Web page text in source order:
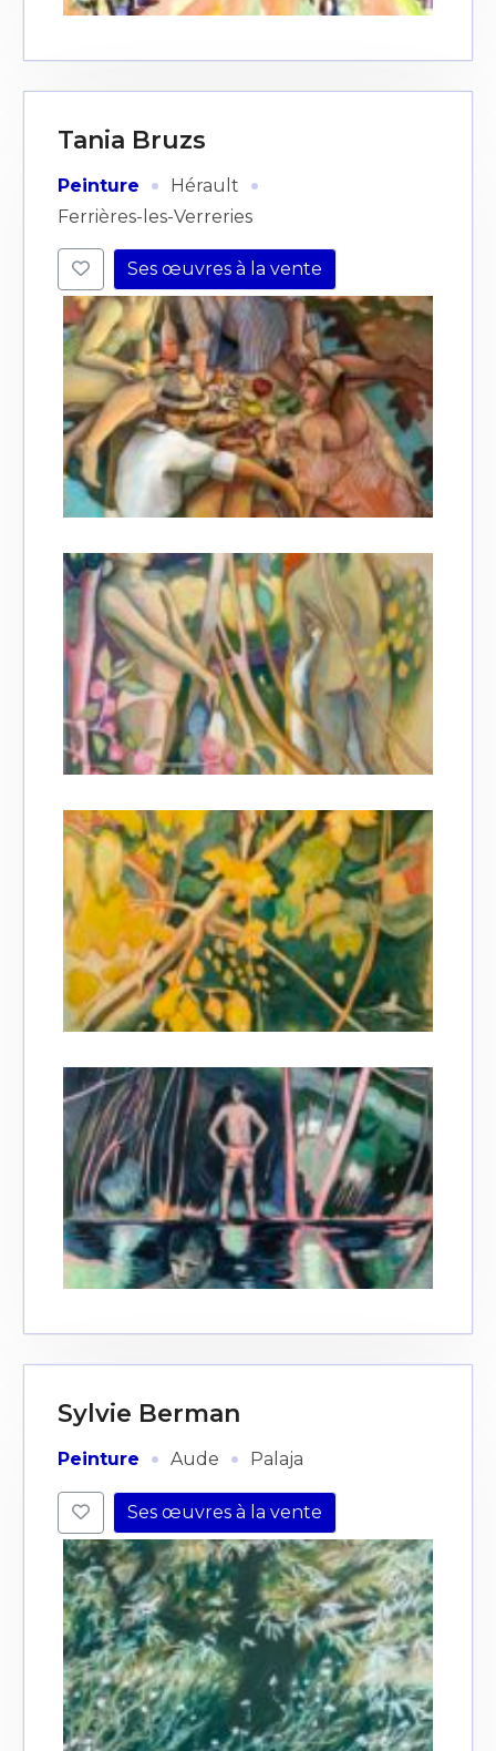
Prénom
Statut / Organisation
J'accepte les termes et conditions
* Champ obligatoire
Adresse email*
Prénom
Statut / Organisation
J'accepte lestermes et conditions
Tania Bruzs
Peinture · Hérault ·
Ferrières-les-Verreries
Ses œuvres à la vente
Sylvie Berman
Peinture · Aude · Palaja
Ses œuvres à la vente